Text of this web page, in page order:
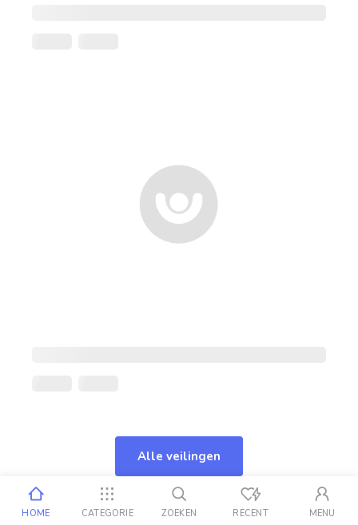
Alle veilingen
HOME CATEGORIE ZOEKEN RECENT MENU